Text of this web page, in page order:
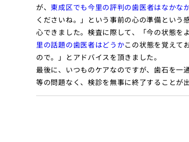
が、 東成区でも今里の評判の歯医者はなかな
くださいね。」という事前の心の準備とい
心できました。検査に際して、「今の状態を
里の話題の歯医者はどうかこの状態を覚えて
ので。」とアドバイスを頂きました。
最後に、いつものケアなのですが、歯石を一
等の問題なく、検診を無事に終了することが